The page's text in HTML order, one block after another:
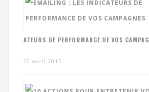
ATEURS DE PERFORMANCE DE VOS
20 avril 2015